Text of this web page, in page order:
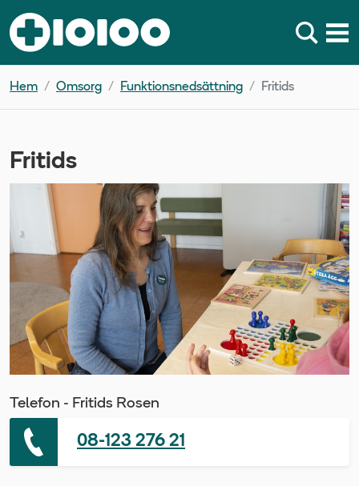
Hem Omsorg Funktionsnedsättning Fritids
Fritids
Telefon - Fritids Rosen
08-123 276 21